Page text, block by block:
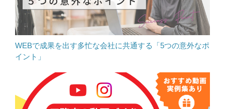
WEBで成果を出す多忙な会社に共通する「5つの意外なポ
イント」